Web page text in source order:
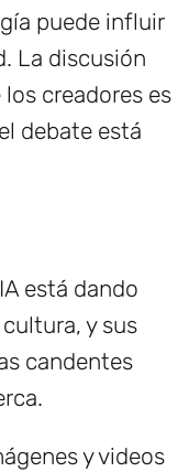
puede influir
La discusión
creadores es
debate está
está dando
y sus
candentes
y videos